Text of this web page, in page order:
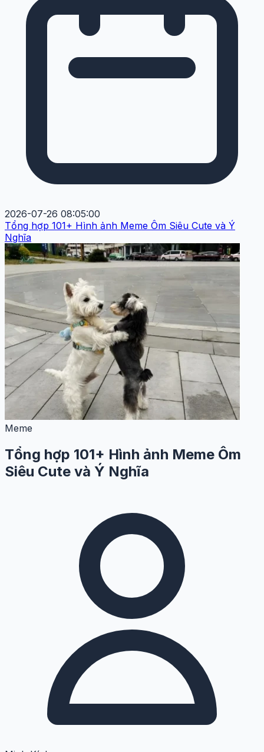
2026-07-26 08:05:00
Tổng hợp 101+ Hình ảnh Meme Ôm Siêu Cute và Ý
Nghĩa
Meme
Tổng hợp 101+ Hình ảnh Meme Ôm
Siêu Cute và Ý Nghĩa